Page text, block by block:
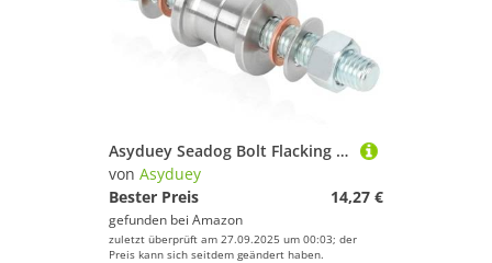
Asyduey Seadog Bolt Flacking Werkzeugabflussrohr für Boote Drehen Fliegen-Flankendes Werkzeug
von Asyduey
Bester Preis
14,27 €
gefunden bei Amazon
zuletzt überprüft am 27.09.2025 um 00:03; der
Preis kann sich seitdem geändert haben.